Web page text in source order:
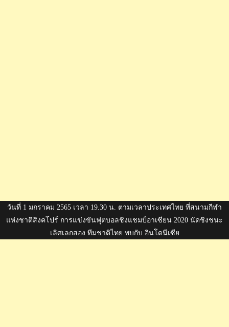
วันที่ 1 มกราคม 2565 เวลา 19.30 น. ตามเวลาประเทศไทย ที่สนามกีฬา
แห่งชาติสิงคโปร์ การแข่งขันฟุตบอลชิงแชมป์อาเซียน 2020 นัดชิงชนะ
เลิศเลกสอง ทีมชาติไทย พบกับ อินโดนีเซีย